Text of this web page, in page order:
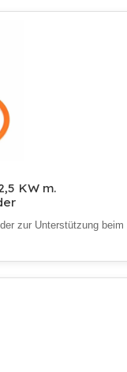
KW m.
zur Unterstützung beim